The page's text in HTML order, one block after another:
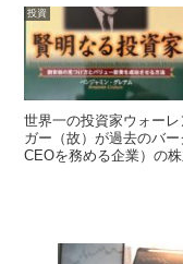
投資
世界一の投資家ウォー
ガー（故）が過去のバ
CEOを務める企業）の